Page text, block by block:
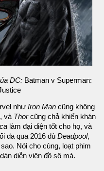
DC: Batman v Superman:
như Iron Man cũng không
và Thorcũng chả khiến khán
làm đại diện tốt cho họ, và
đa qua 2016 dù Deadpool,
Nói cho cùng, loạt phim
diễn viên đồ sộ mà.